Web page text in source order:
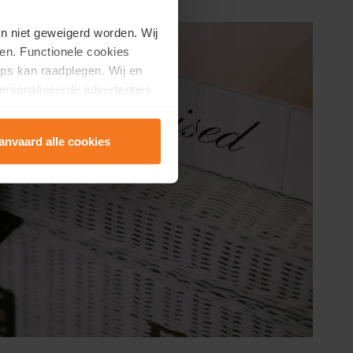
niet geweigerd worden. Wij
Functionele cookies
kan raadplegen. Wij en
advertenties
alle cookies